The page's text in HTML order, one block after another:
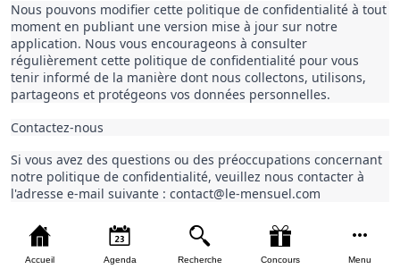
Nous pouvons modifier cette politique de confidentialité à tout
moment en publiant une version mise à jour sur notre
application. Nous vous encourageons à consulter
régulièrement cette politique de confidentialité pour vous
tenir informé de la manière dont nous collectons, utilisons,
partageons et protégeons vos données personnelles.
Contactez-nous
Si vous avez des questions ou des préoccupations concernant
notre politique de confidentialité, veuillez nous contacter à
l'adresse e-mail suivante : contact@le-mensuel.com
Accueil Agenda Recherche Concours Menu